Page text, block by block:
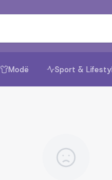
Modë Sport &